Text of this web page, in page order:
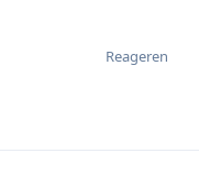
Reageren